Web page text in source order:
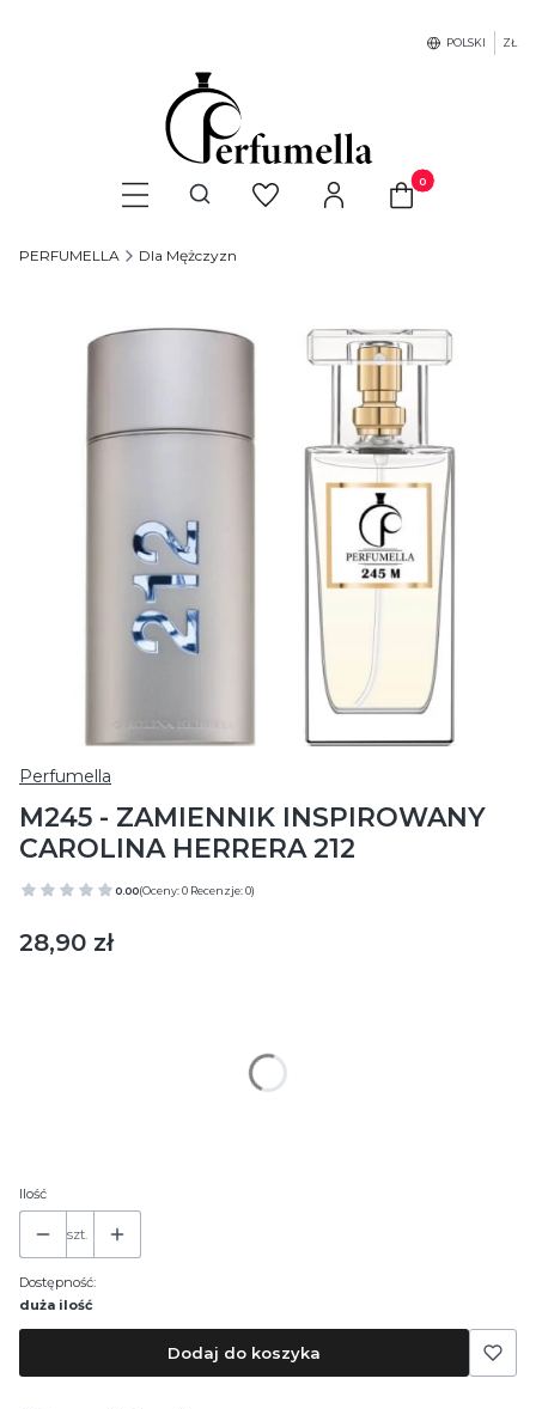
POLSKI ZŁ
Otwórz wyszukiwarkę Produkty w
PERFUMELLA Dla Mężczyzn
Perfumella
M245 - ZAMIENNIK INSPIROWANY
CAROLINA HERRERA 212
0.00(Oceny: 0 Recenzje: 0)
Cena
28,90 zł
Ilość
szt.
Dostępność:
duża ilość
Dodaj do koszyka